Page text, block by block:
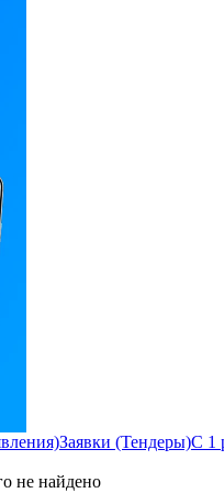
Заявки (Тендеры)С 1
не найдено